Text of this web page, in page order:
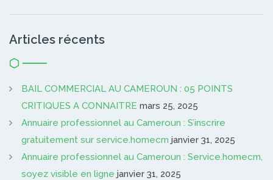
Articles récents
BAIL COMMERCIAL AU CAMEROUN : 05 POINTS
CRITIQUES A CONNAITRE mars 25, 2025
Annuaire professionnel au Cameroun : S’inscrire
gratuitement sur service.homecm janvier 31, 2025
Annuaire professionnel au Cameroun : Service.homecm,
soyez visible en ligne janvier 31, 2025